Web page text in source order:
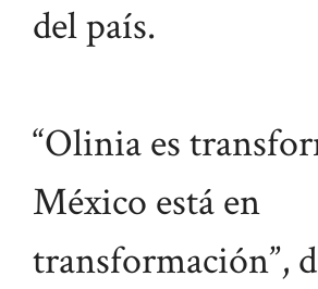
del país.
“Olinia es
México está en
transformación”,